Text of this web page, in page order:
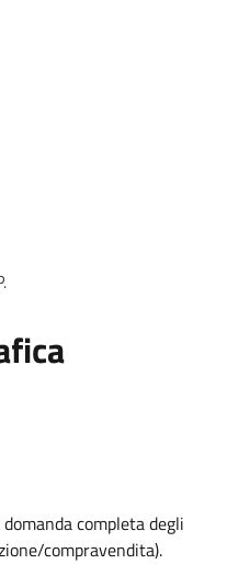
completa degli
compravendita).